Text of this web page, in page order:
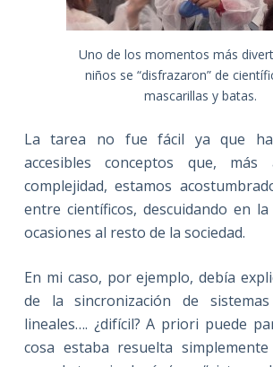
Uno de los momentos más
niños se “disfrazaron” de
mascarillas y batas.
La tarea no fue fácil ya que
accesibles conceptos que,
complejidad, estamos
entre científicos, descuidando en
ocasiones al resto de la sociedad.
En mi caso, por ejemplo, debía
de la sincronización de
lineales…. ¿difícil? A priori puede
cosa estaba resuelta